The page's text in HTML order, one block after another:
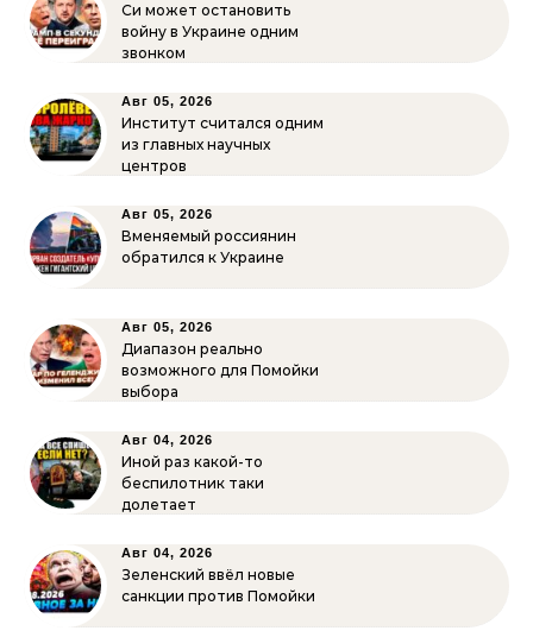
Си может остановить
войну в Украине одним
звонком
Авг 05, 2026
Институт считался одним
из главных научных
центров
Авг 05, 2026
Вменяемый россиянин
обратился к Украине
Авг 05, 2026
Диапазон реально
возможного для Помойки
выбора
Авг 04, 2026
Иной раз какой-то
беспилотник таки
долетает
Авг 04, 2026
Зеленский ввёл новые
санкции против Помойки